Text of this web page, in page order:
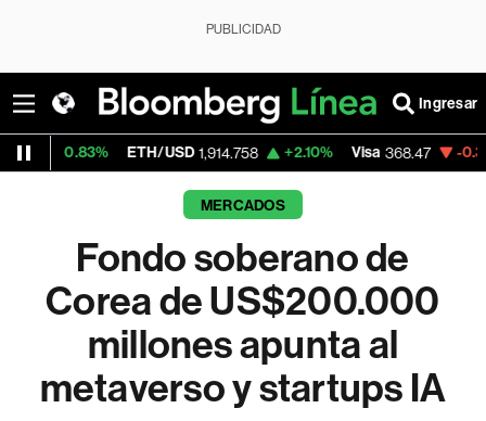
PUBLICIDAD
Ingresar
1,914.758 +2.10% Visa 368.47 -0.30%
MERCADOS
Fondo soberano de
Corea de US$200.000
millones apunta al
metaverso y startups IA